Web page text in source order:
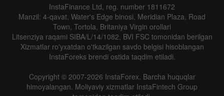
InstaFinance Ltd, reg. number 1811672
Manzil: 4-qavat, Water's Edge binosi, Meridian Plaza, Road
Town, Tortola, Britaniya Virgin orollari
Litsenziya raqami SIBA/L/14/1082, BVI FSC tomonidan berilgan
Xizmatlar ro'yxatdan o'tkazilgan savdo belgisi hisoblangan
InstaForeks brendi ostida taqdim etiladi.
Copyright © 2007-2026 InstaForex. Barcha huquqlar
himoyalangan. Moliyaviy xizmatlar InstaFintech Group